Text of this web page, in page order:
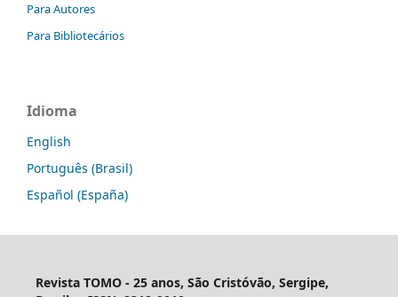
Para Autores
Para Bibliotecários
Idioma
English
Português (Brasil)
Español (España)
Revista TOMO - 25 anos, São Cristóvão, Sergipe,